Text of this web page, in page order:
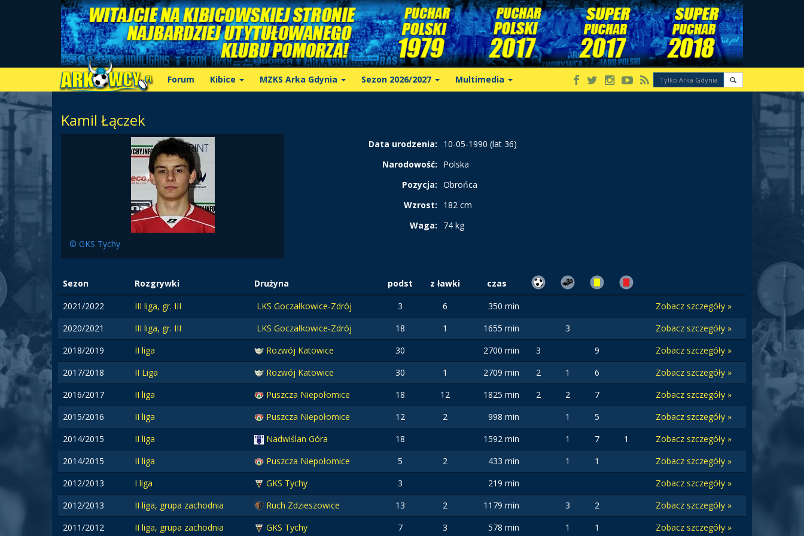
Forum Kibice MZKS Arka Gdynia Sezon 2026/2027 Multimedia
Kamil Łączek
© GKS Tychy
Data urodzenia:
10-05-1990 (lat 36)
Narodowość:
Polska
Pozycja: Obrońca
Wzrost:
182 cm
Waga:
74 kg
Sezon Rozgrywki Drużyna podst z ławki
czas
2021/2022
III liga, gr. III LKS Goczałkowice-Zdrój 3 6 350 min
Zobacz szczegóły »
2020/2021
III liga, gr. III LKS Goczałkowice-Zdrój 18 1 1655 min 3
Zobacz szczegóły »
2018/2019
II liga Rozwój Katowice 30 2700 min 3 9
Zobacz szczegóły »
2017/2018
II Liga Rozwój Katowice 30 1 2709 min 2 1 6
Zobacz szczegóły »
2016/2017
II liga Puszcza Niepołomice 18 12 1825 min 2 2 7
Zobacz szczegóły »
2015/2016
II liga Puszcza Niepołomice 12 2 998 min 1 5
Zobacz szczegóły »
2014/2015
II liga Nadwiślan Góra 18 1592 min 1 7 1
Zobacz szczegóły »
2014/2015
II liga Puszcza Niepołomice 5 2 433 min 1 1
Zobacz szczegóły »
2012/2013
I liga GKS Tychy 3 219 min
Zobacz szczegóły »
2012/2013
II liga, grupa zachodnia Ruch Zdzieszowice 13 2 1179 min 3 2
Zobacz szczegóły »
2011/2012
II liga, grupa zachodnia GKS Tychy 7 3 578 min 1 1 Zobacz szczegóły »